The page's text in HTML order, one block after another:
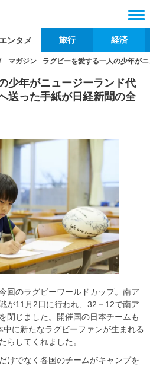
エンタメ 旅行 経済
マガジン ラグビーを愛する一人の少年が
少年がニュージーランド代
送った手紙が日経新聞の全
回のラグビーワールドカップ。南ア
が11月2日に行われ、32－12で南ア
閉じました。開催国の日本チームも
に新たなラグビーファンが生まれる
らしてくれました。
けでなく各国のチームがキャンプを